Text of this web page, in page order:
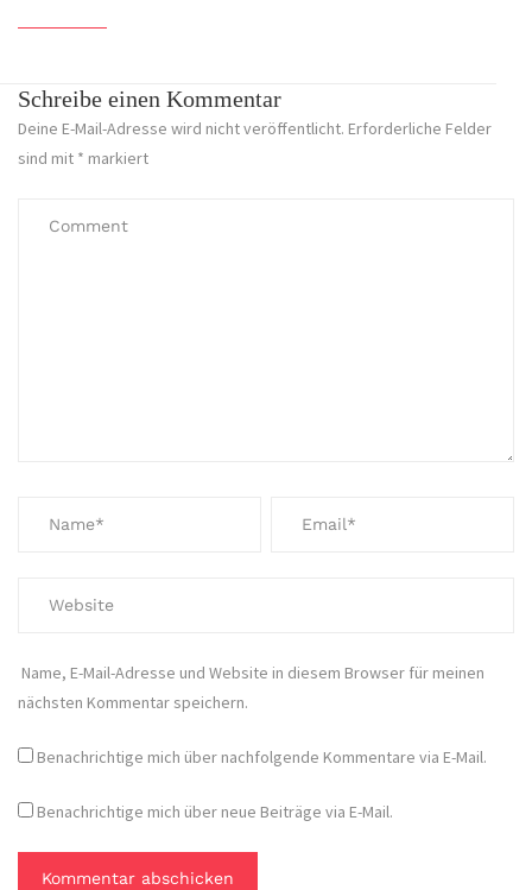
Schreibe einen Kommentar
Deine E-Mail-Adresse wird nicht veröffentlicht. Erforderliche Felder
sind mit * markiert
Name, E-Mail-Adresse und Website in diesem Browser für meinen
nächsten Kommentar speichern.
Benachrichtige mich über nachfolgende Kommentare via E-Mail.
Benachrichtige mich über neue Beiträge via E-Mail.